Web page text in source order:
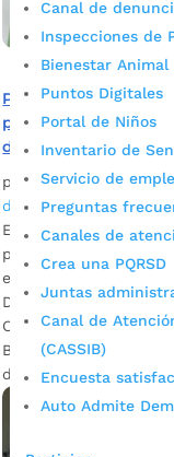
Canal de
Inspecciones de
Bienestar Animal
Puntos Digitales
Portal de Niños
Inventario de
Servicio de
Preguntas
Canales de
Crea una PQRSD
Juntas
Canal de
(CASSIB)
Encuesta
Auto Admite
Plan de Desarrollo
programas
discapacidad
por Alcaldía de
de Desarrollo 2020-
Escuchamos las
participaron en las
en el marco del
Desarrollo 2020-2023
Oportunidades’. Ana
Bucaramanga
de Acción Comunal